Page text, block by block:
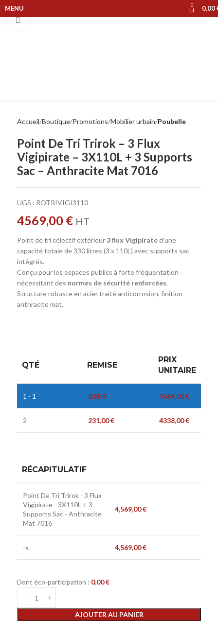
MENU 0 0,00
Accueil Boutique Promotions Mobilier urbain Poubelle
Point De Tri Trirok – 3 Flux
Vigipirate – 3X110L + 3 Supports
Sac – Anthracite Mat 7016
UGS : ROTRIVIGI3110
4569,00 € HT
Point de tri sélectif extérieur3 flux Vigipirated’une
capacité totale de 330 litres (3 x 110L) avec supports sac
intégrés.
Conçu pour les espaces publics à forte fréquentation
nécessitant des normes de sécurité renforcées.
Structure robuste en acier traité anticorrosion, finition
anthracite mat.
QTÉ REMISE
PRIX
UNITAIRE
1 - 1 0,00€ 4569,00€
2 231,00€ 4338,00€
RÉCAPITULATIF
Point De Tri Trirok - 3 Flux
Vigipirate - 3X110L + 3
Supports Sac - Anthracite
Mat 7016
4,569,00€
-x 4,569,00€
Dont éco-participation : 0,00€
AJOUTER AU PANIER